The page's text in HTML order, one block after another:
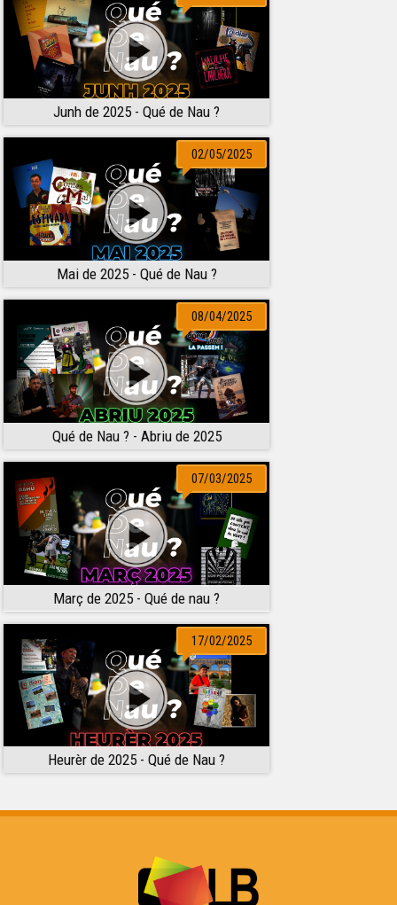
Junh de 2025 - Qué de Nau ?
Mai de 2025 - Qué de Nau ?
02/05/2025
Qué de Nau ? - Abriu de 2025
08/04/2025
Març de 2025 - Qué de nau ?
07/03/2025
Heurèr de 2025 - Qué de Nau ?
17/02/2025